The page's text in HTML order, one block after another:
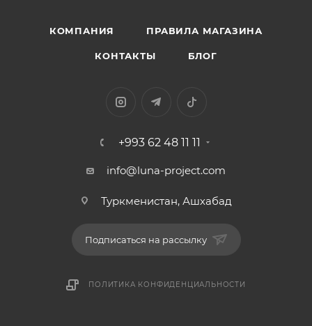
КОМПАНИЯ ПРАВИЛА МАГАЗИНА
КОНТАКТЫ БЛОГ
+993 62 48 11 11
info@luna-project.com
Туркменистан, Ашхабад
Подписаться на рассылку
ПОЛИТИКА КОНФИДЕНЦИАЛЬНОСТИ